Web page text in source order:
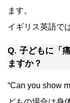
ます。
イギリス英語で
Q. 子どもに「
ますか？
“Can you show